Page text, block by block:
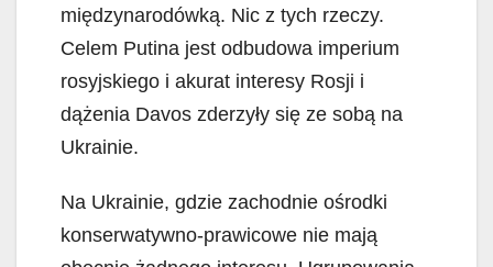
międzynarodówką. Nic z tych rzeczy.
Celem Putina jest odbudowa imperium
rosyjskiego i akurat interesy Rosji i
dążenia Davos zderzyły się ze sobą na
Ukrainie.
Na Ukrainie, gdzie zachodnie ośrodki
konserwatywno-prawicowe nie mają